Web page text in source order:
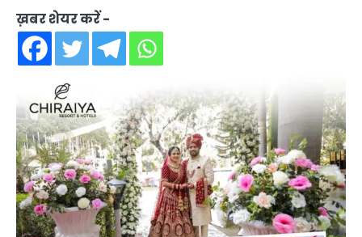
ख़बर शेयर करें -